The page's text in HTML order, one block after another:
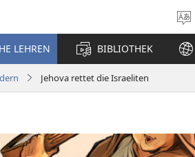
LEHREN BIBLIOTHEK
Jehova rettet die Israeliten